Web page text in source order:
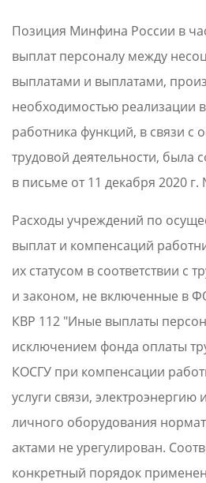
Позиция Минфина России в
выплат персоналу между
выплатами и выплатами,
необходимостью реализации
работника функций, в связи с
трудовой деятельности, была
в письме от 11 декабря 2020
Расходы учреждений по
выплат и компенсаций
их статусом в соответствии с
и законом, не включенные в
КВР 112 "Иные выплаты
исключением фонда оплаты
КОСГУ при компенсации
услуги связи, электроэнергию
личного оборудования
актами не урегулирован.
конкретный порядок